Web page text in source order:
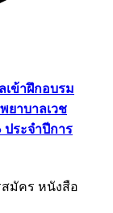
เข้าฝึกอบรม
ยาบาลเวช
ประจำปีการ
มัคร หนังสือ